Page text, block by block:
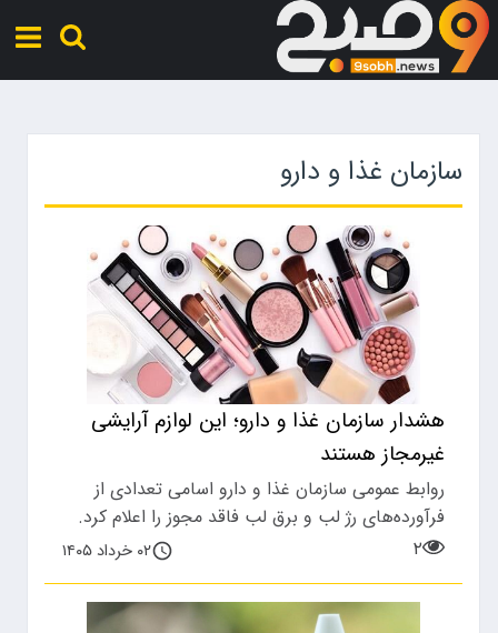
سازمان غذا و دارو
هشدار سازمان غذا و دارو؛ این لوازم آرایشی
غیرمجاز هستند
روابط عمومی سازمان غذا و دارو اسامی تعدادی از
فرآورده‌های رژ لب و برق لب فاقد مجوز را اعلام کرد.
۲
۰۲ خرداد ۱۴۰۵